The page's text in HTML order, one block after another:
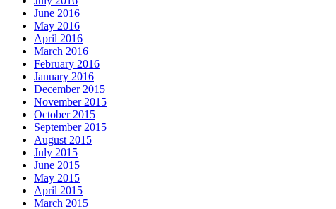
June 2016
May 2016
April 2016
March 2016
February 2016
January 2016
December 2015
November 2015
October 2015
September 2015
August 2015
July 2015
June 2015
May 2015
April 2015
March 2015